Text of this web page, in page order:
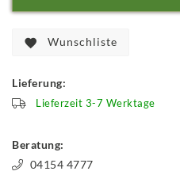
Wunschliste
Lieferung:
Lieferzeit 3-7 Werktage
Beratung:
04154 4777